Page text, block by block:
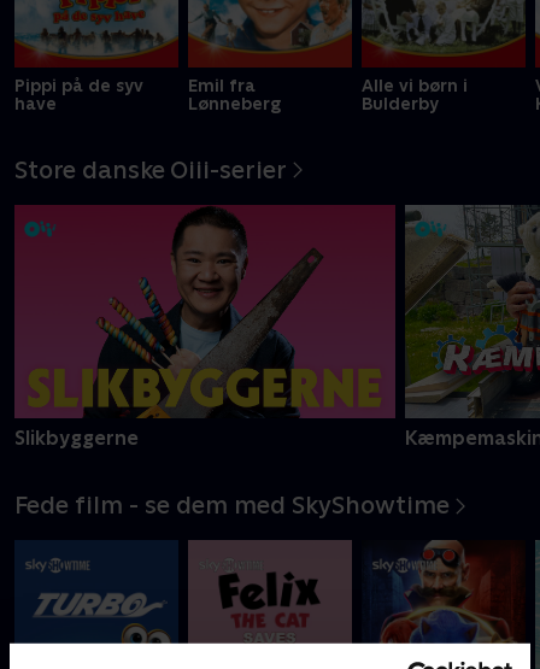
Pippi på de syv
have
Emil fra
Lønneberg
Alle vi børn i
Bulderby
Store danske Oiii-serier
Slikbyggerne
Fede film - se dem med SkyShowtime